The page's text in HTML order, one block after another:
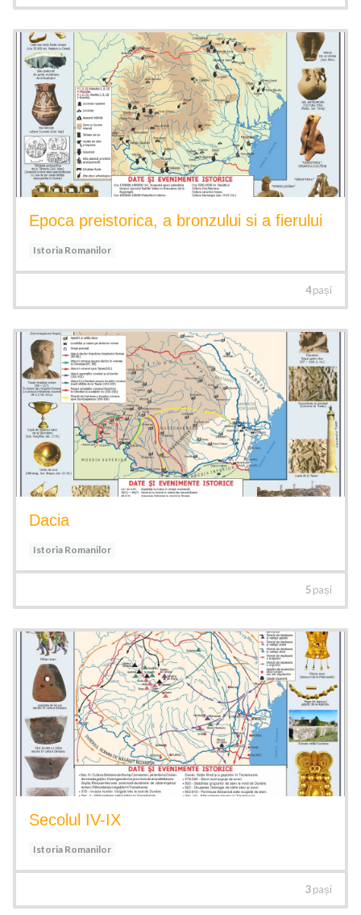
Epoca preistorica, a bronzului si a fierului
Istoria Romanilor
4pași
Dacia
Istoria Romanilor
5pași
Secolul IV-IX
Istoria Romanilor
3pași